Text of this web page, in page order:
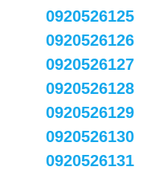
0920526125
0920526126
0920526127
0920526128
0920526129
0920526130
0920526131